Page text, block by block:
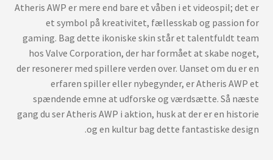
Atheris AWP er mere end bare et våben i et videospil; det er
et symbol på kreativitet, fællesskab og passion for
gaming. Bag dette ikoniske skin står et talentfuldt team
hos Valve Corporation, der har formået at skabe noget,
der resonerer med spillere verden over. Uanset om du er en
erfaren spiller eller nybegynder, er Atheris AWP et
spændende emne at udforske og værdsætte. Så næste
gang du ser Atheris AWP i aktion, husk at der er en historie
og en kultur bag dette fantastiske design.